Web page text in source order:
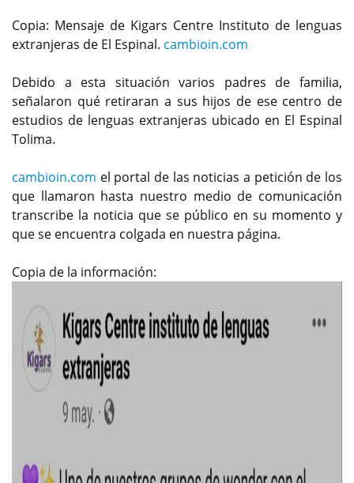
Copia: Mensaje de Kigars Centre Instituto de lenguas
extranjeras de El Espinal. cambioin.com
Debido a esta situación varios padres de familia,
señalaron qué retiraran a sus hijos de ese centro de
estudios de lenguas extranjeras ubicado en El Espinal
Tolima.
cambioin.com el portal de las noticias a petición de los
que llamaron hasta nuestro medio de comunicación
transcribe la noticia que se público en su momento y
que se encuentra colgada en nuestra página.
Copia de la información: